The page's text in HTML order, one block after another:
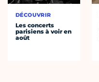
DÉCOUVRIR
Les concerts
parisiens à voir en
août